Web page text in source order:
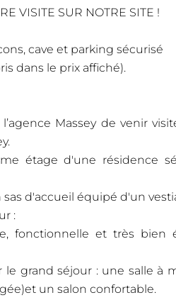
VISITE SUR NOTRE SITE !
cave et parking sécurisé
dans le prix affiché).
Massey de venir
étage d'une résidence
d'accueil équipé d'un
:
fonctionnelle et très bien
le grand séjour : une salle à
un salon confortable.